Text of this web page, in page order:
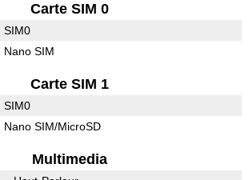
Carte SIM 0
SIM0
Nano SIM
Carte SIM 1
SIM0
Nano SIM/MicroSD
Multimedia